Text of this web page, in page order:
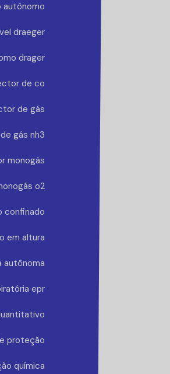
autônomo
draeger
drager
de co
de gás
gás nh3
monogás
o2
confinado
em altura
autônoma
epr
proteção
química